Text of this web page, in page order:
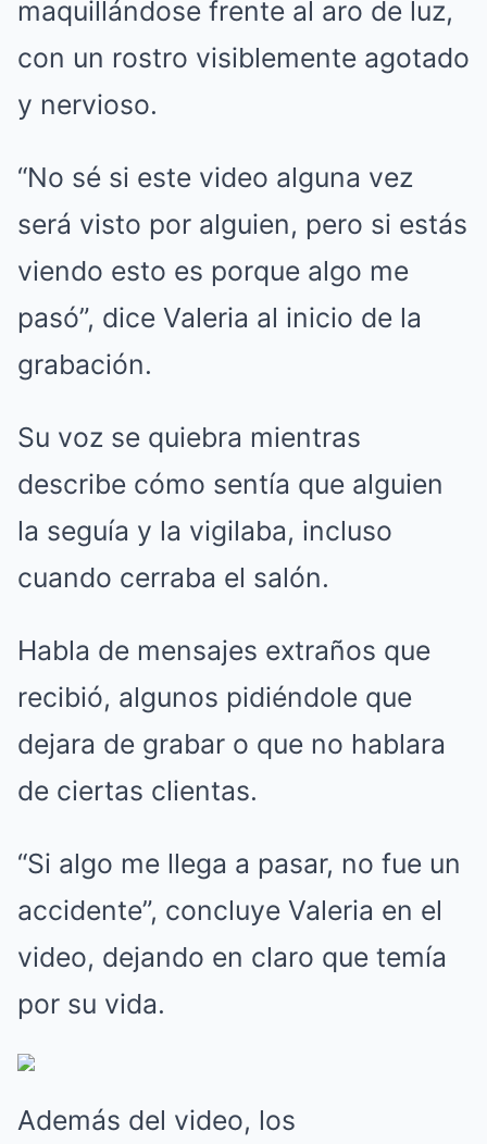
maquillándose frente al aro de luz,
con un rostro visiblemente agotado
y nervioso.
“No sé si este video alguna vez
será visto por alguien, pero si estás
viendo esto es porque algo me
pasó”, dice Valeria al inicio de la
grabación.
Su voz se quiebra mientras
describe cómo sentía que alguien
la seguía y la vigilaba, incluso
cuando cerraba el salón.
Habla de mensajes extraños que
recibió, algunos pidiéndole que
dejara de grabar o que no hablara
de ciertas clientas.
“Si algo me llega a pasar, no fue un
accidente”, concluye Valeria en el
video, dejando en claro que temía
por su vida.
Además del video, los